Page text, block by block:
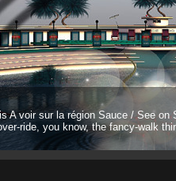
A voir sur la région Sauce / See
ride, you know, the fancy-walk